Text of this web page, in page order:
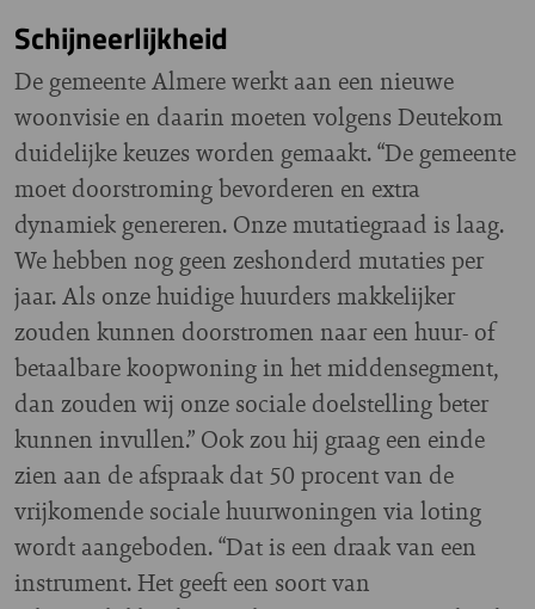
Schijneerlijkheid
De gemeente Almere werkt aan een nieuwe
woonvisie en daarin moeten volgens Deutekom
duidelijke keuzes worden gemaakt. “De gemeente
moet doorstroming bevorderen en extra
dynamiek genereren. Onze mutatiegraad is laag.
We hebben nog geen zeshonderd mutaties per
jaar. Als onze huidige huurders makkelijker
zouden kunnen doorstromen naar een huur- of
betaalbare koopwoning in het middensegment,
dan zouden wij onze sociale doelstelling beter
kunnen invullen.” Ook zou hij graag een einde
zien aan de afspraak dat 50 procent van de
vrijkomende sociale huurwoningen via loting
wordt aangeboden. “Dat is een draak van een
instrument. Het geeft een soort van